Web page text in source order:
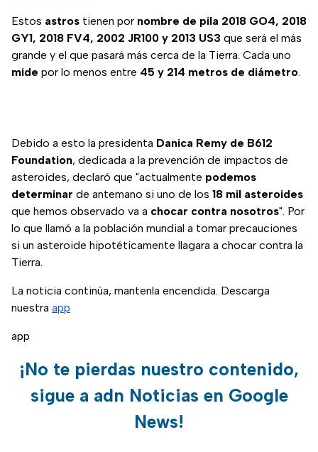
Estos astros tienen por nombre de pila 2018 GO4, 2018
GY1, 2018 FV4, 2002 JR100 y 2013 US3 que será el más
grande y el que pasará más cerca de la Tierra. Cada uno
mide por lo menos entre 45 y 214 metros de diámetro.
Debido a esto la presidenta Danica Remy de B612
Foundation, dedicada a la prevención de impactos de
asteroides, declaró que "actualmente podemos
determinar de antemano si uno de los 18 mil asteroides
que hemos observado va a chocar contra nosotros". Por
lo que llamó a la población mundial a tomar precauciones
si un asteroide hipotéticamente llagara a chocar contra la
Tierra.
La noticia continúa, mantenla encendida. Descarga
nuestra app
app
¡No te pierdas nuestro contenido,
sigue a adn Noticias en Google
News!